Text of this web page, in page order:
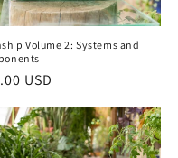
Volume 2: Systems and
USD